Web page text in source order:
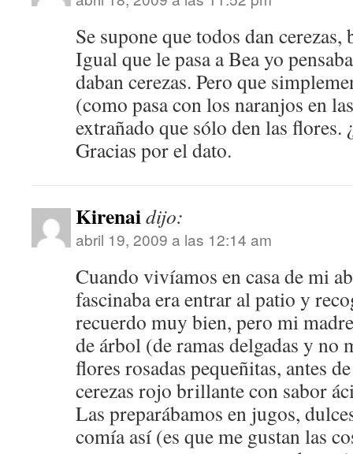
Se supone que todos dan cerezas,
Igual que le pasa a Bea yo
daban cerezas. Pero que
(como pasa con los naranjos en
extrañado que sólo den las flores.
Gracias por el dato.
Kirenaidijo:
abril 19, 2009 a las 12:14 am
Cuando vivíamos en casa de mi
fascinaba era entrar al patio y
recuerdo muy bien, pero mi
de árbol (de ramas delgadas y no
flores rosadas pequeñitas, antes
cerezas rojo brillante con sabor
Las preparábamos en jugos,
comía así (es que me gustan las